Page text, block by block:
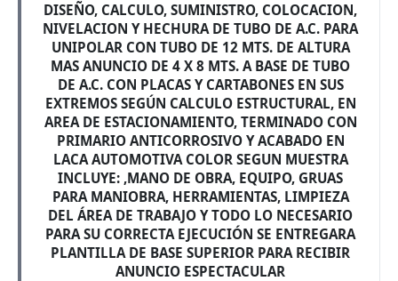
DISEÑO, CALCULO, SUMINISTRO, COLOCACION,
NIVELACION Y HECHURA DE TUBO DE A.C. PARA
UNIPOLAR CON TUBO DE 12 MTS. DE ALTURA
MAS ANUNCIO DE 4 X 8 MTS. A BASE DE TUBO
DE A.C. CON PLACAS Y CARTABONES EN SUS
EXTREMOS SEGÚN CALCULO ESTRUCTURAL, EN
AREA DE ESTACIONAMIENTO, TERMINADO CON
PRIMARIO ANTICORROSIVO Y ACABADO EN
LACA AUTOMOTIVA COLOR SEGUN MUESTRA
INCLUYE: ,MANO DE OBRA, EQUIPO, GRUAS
PARA MANIOBRA, HERRAMIENTAS, LIMPIEZA
DEL ÁREA DE TRABAJO Y TODO LO NECESARIO
PARA SU CORRECTA EJECUCIÓN SE ENTREGARA
PLANTILLA DE BASE SUPERIOR PARA RECIBIR
ANUNCIO ESPECTACULAR